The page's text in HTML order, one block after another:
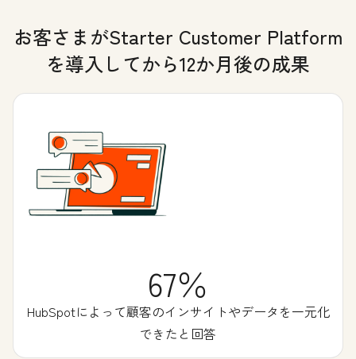
お客さまがStarter Customer Platform
を導入してから12か月後の成果
67％
HubSpotによって顧客のインサイトやデータを一元化
できたと回答